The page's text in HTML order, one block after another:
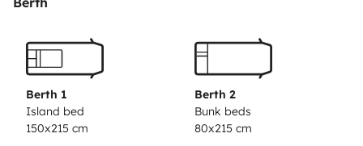
Erwachsene.Die Wohnlandschaft kann in ein weiteres
Doppelbett umgebaut werden.
genießen bis zu drei Kinder den Urlaub im separaten
Heckzimmer mit Spieltisch. Deren Etagenbetten sind
2,14 m lang und 80 cm breit! Das untere Bett kann zu
Berth 1
Island bed
150x215 cm
Berth 2
Bunk beds
80x215 cm